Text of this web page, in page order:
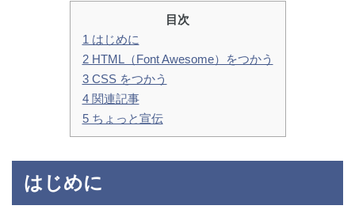
目次
1 はじめに
2 HTML（Font Awesome）をつかう
3 CSS をつかう
4 関連記事
5 ちょっと宣伝
はじめに